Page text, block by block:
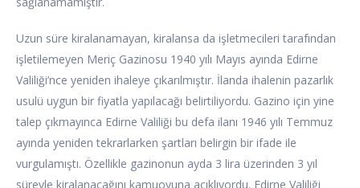
Uzun süre kiralanamayan, kiralansa da işletmecileri tarafından
işletilemeyen Meriç Gazinosu 1940 yılı Mayıs ayında Edirne
Valiliği’nce yeniden ihaleye çıkarılmıştır. İlanda ihalenin pazarlık
usulü uygun bir fiyatla yapılacağı belirtiliyordu. Gazino için yine
talep çıkmayınca Edirne Valiliği bu defa ilanı 1946 yılı Temmuz
ayında yeniden tekrarlarken şartları belirgin bir ifade ile
vurgulamıştı. Özellikle gazinonun ayda 3 lira üzerinden 3 yıl
süreyle kiralanacağını kamuoyuna açıklıyordu. Edirne Valiliği